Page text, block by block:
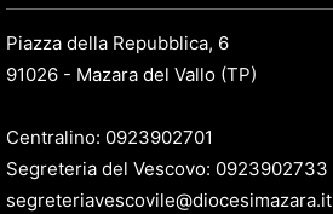
Piazza della Repubblica, 6
91026 - Mazara del Vallo (TP)
Centralino: 0923902701
Segreteria del Vescovo: 0923902733
segreteriavescovile@diocesimazara.it